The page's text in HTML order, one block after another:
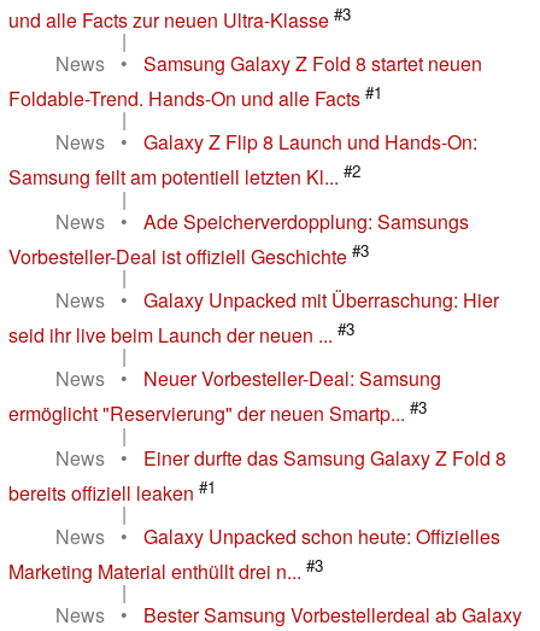
und alle Facts zur neuen Ultra-Klasse #3
|
News
•
Samsung Galaxy Z Fold 8 startet neuen
Foldable-Trend. Hands-On und alle Facts #1
|
News
•
Galaxy Z Flip 8 Launch und Hands-On:
Samsung feilt am potentiell letzten Kl... #2
|
News
•
Ade Speicherverdopplung: Samsungs
Vorbesteller-Deal ist offiziell Geschichte #3
|
News
•
Galaxy Unpacked mit Überraschung: Hier
seid ihr live beim Launch der neuen ... #3
|
News
•
Neuer Vorbesteller-Deal: Samsung
ermöglicht "Reservierung" der neuen Smartp... #3
|
News
•
Einer durfte das Samsung Galaxy Z Fold 8
bereits offiziell leaken #1
|
News
•
Galaxy Unpacked schon heute: Offizielles
Marketing Material enthüllt drei n... #3
|
News
•
Bester Samsung Vorbestellerdeal ab Galaxy